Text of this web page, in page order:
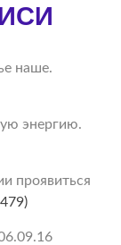
наше.
энергию.
проявиться